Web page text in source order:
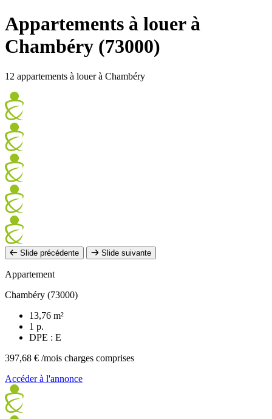
Appartements à louer à
Chambéry (73000)
12 appartements à louer à Chambéry
Slide précédente Slide suivante
Appartement
Chambéry (73000)
13,76 m²
1 p.
DPE : E
397,68 € /mois charges comprises
Accéder à l'annonce